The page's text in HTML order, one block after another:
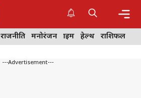
राजनीति मनोरंजन क्राइम हेल्थ राशिफल
---Advertisement---